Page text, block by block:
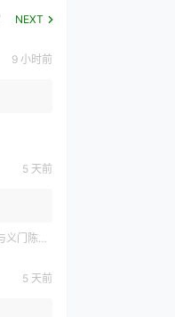
NEXT
9 小时前
5 天前
文旅新篇章
5 天前